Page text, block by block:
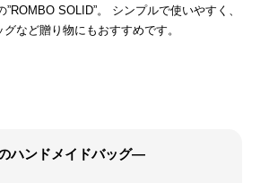
SOLID”。 シンプルで使いやすく、
など贈り物にもおすすめです。
ハンドメイドバッグ―